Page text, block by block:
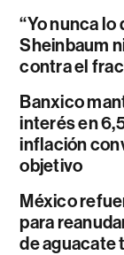
“Yo nunca lo
Sheinbaum
contra el
Banxico
interés en
inflación
objetivo
México
para
de aguacate